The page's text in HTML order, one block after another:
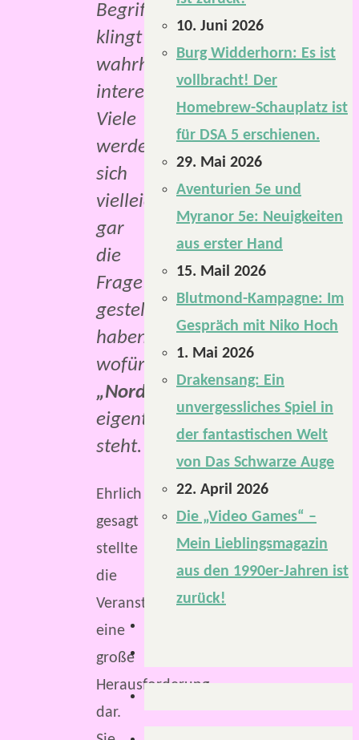
Begriff
klingt
wahrhaftig
interessant.
Viele
werden
sich
vielleicht
gar
die
Frage
gestellt
haben,
wofür
„Nordlichtphantasten“
eigentlich
steht.
Ehrlich
gesagt
stellte
die
Veranstaltung
eine
große
Herausforderung
dar.
10. Juni 2026
Burg Widderhorn: Es ist
vollbracht! Der
Homebrew-Schauplatz ist
für DSA 5 erschienen.
29. Mai 2026
Aventurien 5e und
Myranor 5e: Neuigkeiten
aus erster Hand
15. Mail 2026
Blutmond-Kampagne: Im
Gespräch mit Niko Hoch
1. Mai 2026
Drakensang: Ein
unvergessliches Spiel in
der fantastischen Welt
von Das Schwarze Auge
22. April 2026
Die „Video Games“ –
Mein Lieblingsmagazin
aus den 1990er-Jahren ist
zurück!